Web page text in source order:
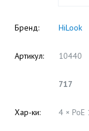
Бренд: HiLook
Артикул: 10440
717
Хар-ки: 4 ×